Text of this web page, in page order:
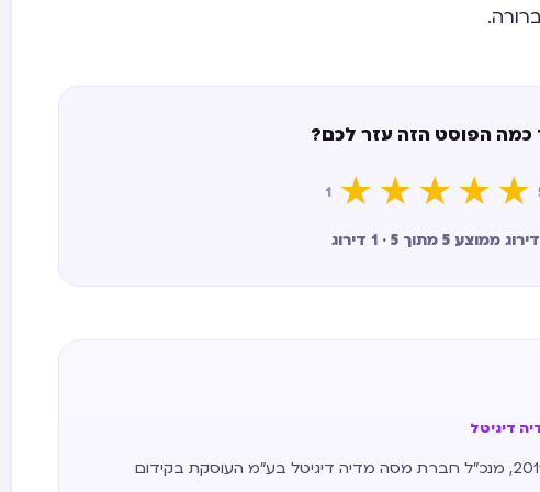
כמה הפוסט הזה עזר לכם?
1 ★ ★ ★ ★ ★
דירוג ממוצע 5 מתוך 5 · 1 דירוג
דיגיטל
מקדם אתרים משנת 2011, מנכ״ל חברת מסה מדיה דיגיטל בע״מ העוסקת בקידום